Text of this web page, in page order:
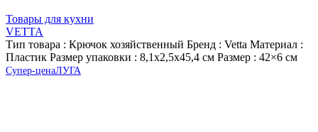
Товары для кухни
VETTA
Тип товара : Крючок хозяйственный Бренд : Vetta Материал :
Пластик Размер упаковки : 8,1х2,5х45,4 см Размер : 42×6 см
Супер-ценаЛУГА